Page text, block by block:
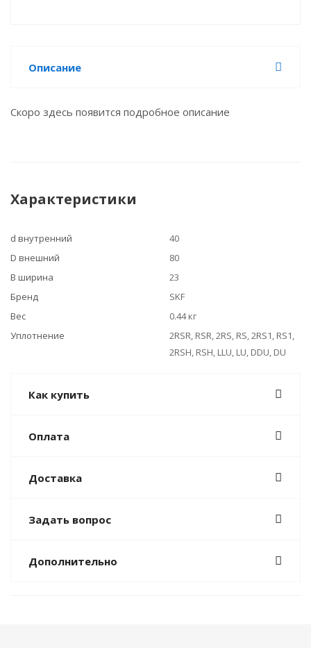
Описание
Скоро здесь появится подробное описание
Характеристики
d внутренний
40
D внешний
80
B ширина
23
Бренд
SKF
Вес
0.44 кг
Уплотнение
2RSR, RSR, 2RS, RS, 2RS1, RS1,
2RSH, RSH, LLU, LU, DDU, DU
Как купить
Оплата
Доставка
Задать вопрос
Дополнительно